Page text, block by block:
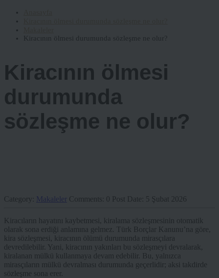
Kiracının ölmesi durumunda sözleşme ne olur?
Kiracının ölmesi
durumunda
sözleşme ne olur?
Category: Makaleler Comments: 0 Post Date: 5 Şubat 2026
Kiracıların hayatını kaybetmesi, kiralama sözleşmesinin otomatik
olarak sona erdiği anlamına gelmez. Türk Borçlar Kanunu’na göre,
kira sözleşmesi, kiracının ölümü durumunda mirasçılara
devredilebilir. Yani, kiracının yakınları bu sözleşmeyi devralarak,
kiralanan mülkü kullanmaya devam edebilir. Bu, yalnızca
mirasçıların mülkü devralması durumunda geçerlidir; aksi takdirde
sözleşme sona erer.